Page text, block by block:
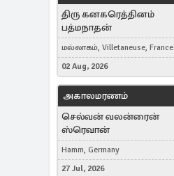
திரு கனகரெத்தினம்
பத்மநாதன்
மல்லாகம், Villetaneuse, France
02 Aug, 2026
அகாலமரணம்
செல்வன் வலன்ரைன்
ஸ்ரெவான்
Hamm, Germany
27 Jul, 2026